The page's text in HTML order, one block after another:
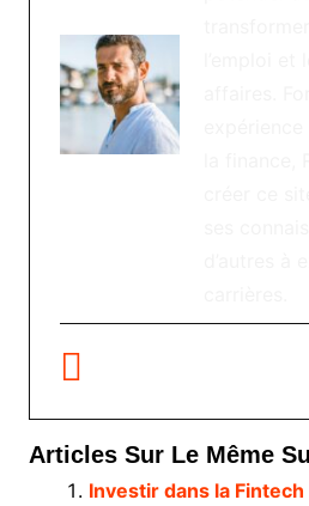
Articles Sur Le Même
Investir dans la